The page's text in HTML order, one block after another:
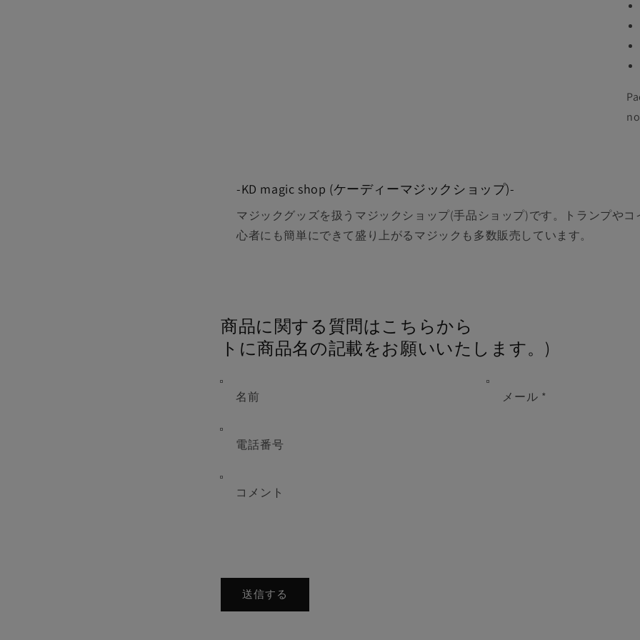
-KD magic shop (ケーディーマジックショップ)-
マジックグッズを扱うマジックショップ(手品ショップ)です。トランプや
心者にも簡単にできて盛り上がるマジックも多数販売しています。
商品に関する質問はこちらから
トに商品名の記載をお願いいたします。)
名前 メール *
電話番号
コメント
送信する